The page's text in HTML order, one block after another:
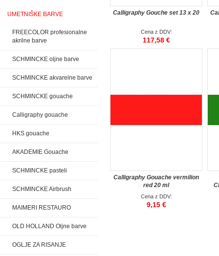
UMETNIŠKE BARVE
FREECOLOR profesionalne
akrilne barve
SCHMINCKE oljne barve
SCHMINCKE akvarelne barve
SCHMINCKE gouache
Calligraphy gouache
HKS gouache
AKADEMIE Gouache
SCHMINCKE pasteli
SCHMINCKE Airbrush
MAIMERI RESTAURO
OLD HOLLAND Oljne barve
OGLJE ZA RISANJE
Calligraphy Gouche set 13 x 20
Cena z DDV:
117,58 €
Calligraphy Gouache vermilion
red 20 ml
Cena z DDV:
9,15 €